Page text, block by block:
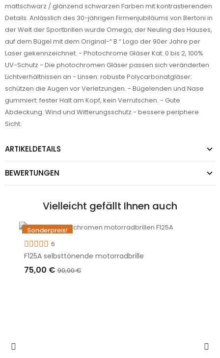
mattschwarz / glänzend schwarzen Farben mit kontrastierenden
Details. Anlässlich des 30-jährigen Firmenjubiläums von Bertoni in
der Welt der Sportbrillen wurde Omega, der Neuling des Hauses,
auf dem Bügel mit dem Original-“ B “ Logo der 90er Jahre per
Laser gekennzeichnet. - Photochrome Gläser Kat. 0 bis 2, 100%
UV-Schutz - Die photochromen Gläser passen sich veränderten
Lichtverhältnissen an - Linsen: robuste Polycarbonatgläser:
schützen die Augen vor Verletzungen. - Bügelenden und Nase
gummiert: fester Halt am Kopf, kein Verrutschen. - Gute
Abdeckung: Wind und Witterungsschutz - bessere periphere
Sicht.
ARTIKELDETAILS
BEWERTUNGEN
Vielleicht gefällt Ihnen auch
Sonderpreis!
-15,00 €
Nicht auf Lager
6
F125A selbsttönende motorradbrille
75,00 € 90,00 €